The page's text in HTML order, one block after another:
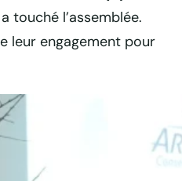
touché l’assemblée.
leur engagement pour